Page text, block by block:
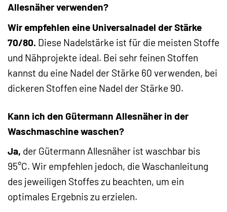
Allesnäher verwenden?
Wir empfehlen eine Universalnadel der Stärke
70/80. Diese Nadelstärke ist für die meisten Stoffe
und Nähprojekte ideal. Bei sehr feinen Stoffen
kannst du eine Nadel der Stärke 60 verwenden, bei
dickeren Stoffen eine Nadel der Stärke 90.
Kann ich den Gütermann Allesnäher in der
Waschmaschine waschen?
Ja, der Gütermann Allesnäher ist waschbar bis
95°C. Wir empfehlen jedoch, die Waschanleitung
des jeweiligen Stoffes zu beachten, um ein
optimales Ergebnis zu erzielen.